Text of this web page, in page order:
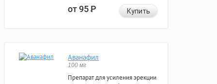
от 95Р Купить
Аванафил
100 мг
Препарат для усиления эрекции